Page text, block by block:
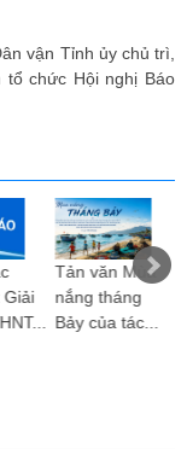
vận Tỉnh ủy chủ trì,
chức Hội nghị Báo
Giải
Tản văn Mùa
nắng tháng
Bảy của tác...